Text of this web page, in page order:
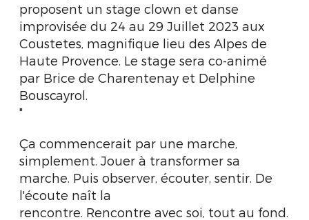
proposent un stage clown et danse
improvisée du 24 au 29 Juillet 2023 aux
Coustetes, magnifique lieu des Alpes de
Haute Provence. Le stage sera co-animé
par Brice de Charentenay et Delphine
Bouscayrol.
"
Ça commencerait par une marche,
simplement. Jouer à transformer sa
marche. Puis observer, écouter, sentir. De
l'écoute naît la
rencontre. Rencontre avec soi, tout au fond.